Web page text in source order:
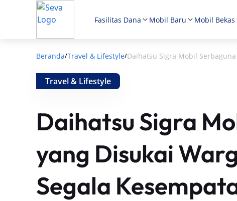
Fasilitas Dana Mobil Baru Mobil Bekas
Beranda/Travel & Lifestyle/Daihatsu Sigra Mobil
Travel & Lifestyle
Daihatsu Sigra
yang Disukai
Segala